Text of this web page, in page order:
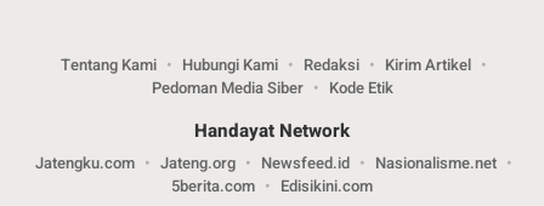
Tentang Kami Hubungi Kami Redaksi
Kirim Artikel
Pedoman Media Siber
Kode Etik
Handayat Network
Jatengku.com Jateng.org Newsfeed.id
Nasionalisme.net
5berita.com
Edisikini.com